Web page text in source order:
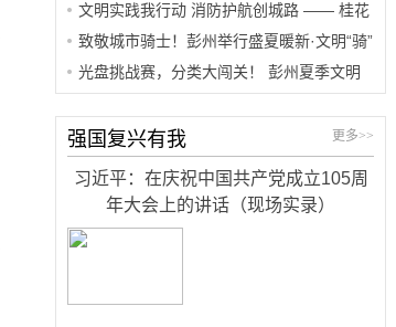
旅经营
文明实践我行动 消防护航创城路 —— 桂花
镇开展消防安全进乡村主题文明实践活动
致敬城市骑士！彭州举行盛夏暖新·文明“骑”
遇文明实践活动
光盘挑战赛，分类大闯关！ 彭州夏季文明
强国复兴有我 更多>>
习近平：在庆祝中国共产党成立105周
年大会上的讲话（现场实录）